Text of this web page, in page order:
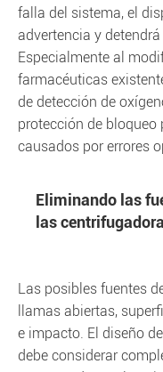
falla del sistema, el
advertencia y
Especialmente al
farmacéuticas
de detección de
protección de bloqueo
causados por errores
Eliminando las
las
Las posibles fuentes
llamas abiertas,
e impacto. El diseño
debe considerar